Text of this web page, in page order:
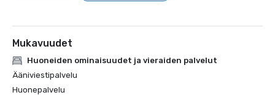
Mukavuudet
Huoneiden ominaisuudet ja vieraiden palvelut
Ääniviestipalvelu
Huonepalvelu